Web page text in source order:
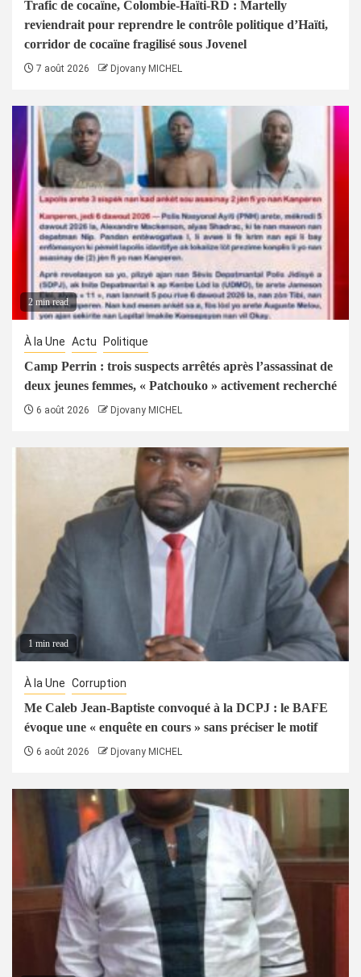
Trafic de cocaïne, Colombie-Haïti-RD : Martelly
reviendrait pour reprendre le contrôle politique d’Haïti,
corridor de cocaïne fragilisé sous Jovenel
7 août 2026 Djovany MICHEL
2 min read
À la Une Actu Politique
Camp Perrin : trois suspects arrêtés après l’assassinat de
deux jeunes femmes, « Patchouko » activement recherché
6 août 2026 Djovany MICHEL
1 min read
À la Une Corruption
Me Caleb Jean-Baptiste convoqué à la DCPJ : le BAFE
évoque une « enquête en cours » sans préciser le motif
6 août 2026 Djovany MICHEL